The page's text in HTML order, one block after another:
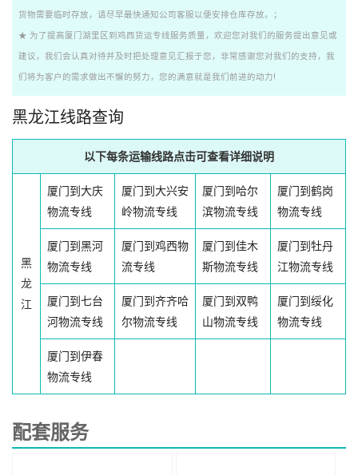
货物需要临时存放，请尽早最快通知公司客服以便安排仓库存放。；
★ 为了提高厦门湖里区到鸡西货运专线服务质量，欢迎您对我们的服务提出意见或
建议，我们会认真对待并及时把处理意见汇报于您，非常感谢您对我们的支持，我
们将为客户的需求做出不懈的努力，您的满意就是我们前进的动力!
黑龙江线路查询
以下每条运输线路点击可查看详细说明
黑
龙
江
厦门到大庆
物流专线
厦门到大兴安
岭物流专线
厦门到哈尔
滨物流专线
厦门到鹤岗
物流专线
厦门到黑河
物流专线
厦门到鸡西物
流专线
厦门到佳木
斯物流专线
厦门到牡丹
江物流专线
厦门到七台
河物流专线
厦门到齐齐哈
尔物流专线
厦门到双鸭
山物流专线
厦门到绥化
物流专线
厦门到伊春
物流专线
配套服务